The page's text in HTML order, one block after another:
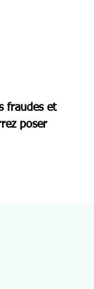
fraudes et
poser